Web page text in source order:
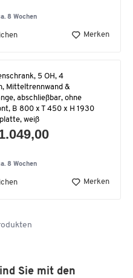
8 Wochen
Merken
5 OH, 4
Mitteltrennwand &
abschließbar, ohne
B 800 x T 450 x H 1930
weiß
8 Wochen
Merken
Sie mit den